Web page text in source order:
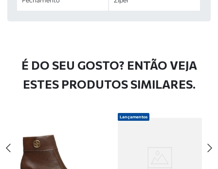
É DO SEU GOSTO? ENTÃO VEJA
ESTES PRODUTOS SIMILARES.
Lançamentos